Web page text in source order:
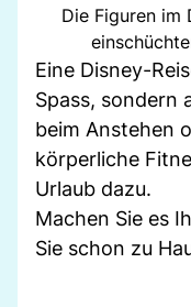
Die Figuren im
Eine Disney-
Spass, sondern
beim Anstehen
körperliche
Urlaub dazu.
Machen Sie es
Sie schon zu